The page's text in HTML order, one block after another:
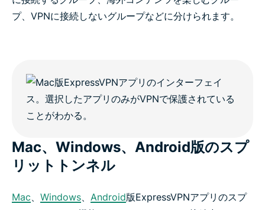
プ、VPNに接続しないグループなどに分けられます。
Mac、Windows、Android版のスプ
リットトンネル
Mac Windows Android版ExpressVPNアプリのスプ